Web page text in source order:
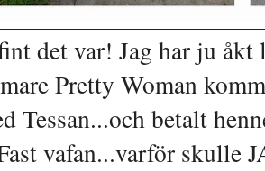
det var! Jag har ju
Pretty Woman
Tessan...och betalt
vafan...varför skulle